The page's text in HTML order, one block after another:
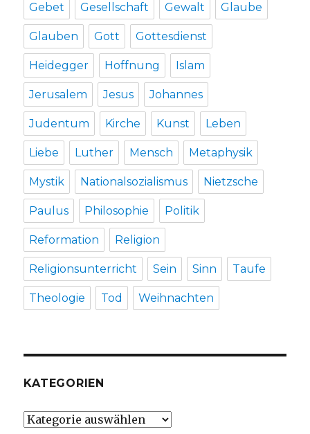
Gebet Gesellschaft Gewalt Glaube
Glauben Gott Gottesdienst
Heidegger Hoffnung Islam
Jerusalem Jesus Johannes
Judentum Kirche Kunst Leben
Liebe Luther Mensch Metaphysik
Mystik Nationalsozialismus Nietzsche
Paulus Philosophie Politik
Reformation Religion
Religionsunterricht Sein Sinn Taufe
Theologie Tod Weihnachten
KATEGORIEN
Kategorien